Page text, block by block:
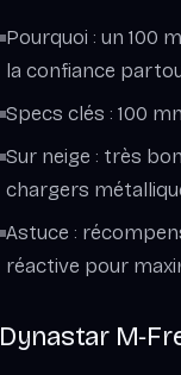
Pourquoi : un 100
la confiance
Specs clés : 100
Sur neige : très
chargers
Astuce :
réactive pour
Dynastar